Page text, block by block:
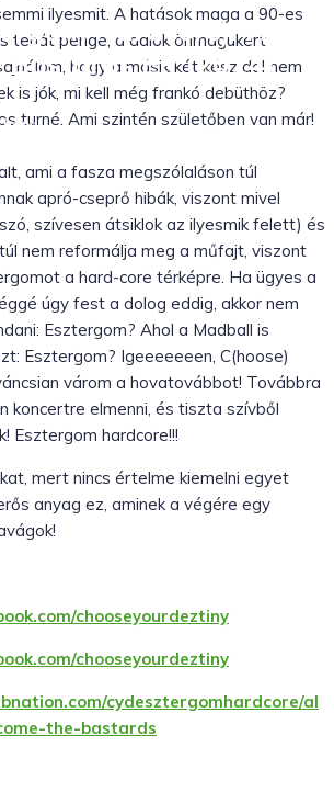
Hardcore): Here
Bastards EP (2014)
X WhatsApp Tumblr
ilyesmit. A hatások maga a 90-es
tehát penge, a dalok önmagukért
hogy a másik két kész dal nem
is jók, mi kell még frankó debüthöz?
turné. Ami szintén születőben van már!
ami a fasza megszólaláson túl
apró-cseprő hibák, viszont mivel
szívesen átsiklok az ilyesmik felett) és
nem reformálja meg a műfajt, viszont
a hard-core térképre. Ha ügyes a
úgy fest a dolog eddig, akkor nem
Esztergom? Ahol a Madball is
Esztergom? Igeeeeeeen, C(hoose)
várom a hovatovábbot! Továbbra
koncertre elmenni, és tiszta szívből
Esztergom hardcore!!!
mert nincs értelme kiemelni egyet
anyag ez, aminek a végére egy
chooseyourdeztiny
chooseyourdeztiny
cydesztergomhardcore/al
the-bastards